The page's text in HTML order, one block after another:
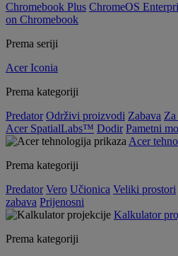
Chromebook Plus ChromeOS
on Chromebook
Prema seriji
Acer Iconia
Prema kategoriji
Predator Održivi proizvodi Zabava
Acer SpatialLabs™ Dodir Pametni
Acer
Prema kategoriji
Predator Vero Učionica Veliki prostori
zabava Prijenosni
Kalkulator
Prema kategoriji